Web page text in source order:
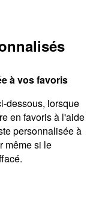
à vos favoris
dessous, lorsque
en favoris à l'aide
personnalisée à
même si le